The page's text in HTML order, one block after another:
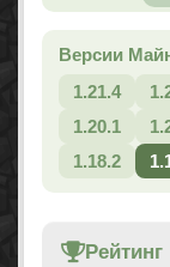
Версии
1.21.4
1.20.1
1.18.2
Рейтинг